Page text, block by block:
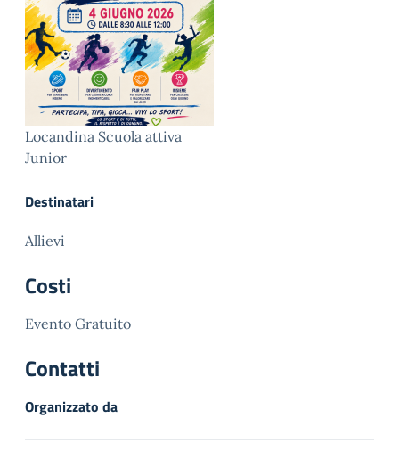
Locandina Scuola attiva
Junior
Destinatari
Allievi
Costi
Evento Gratuito
Contatti
Organizzato da